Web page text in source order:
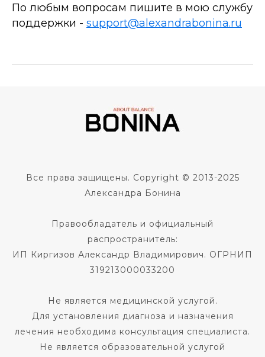
По любым вопросам пишите в мою службу
поддержки - support@alexandrabonina.ru
Все права защищены. Copyright © 2013-2025
Александра Бонина
Правообладатель и официальный
распространитель:
ИП Киргизов Александр Владимирович. ОГРНИП
319213000033200
Не является медицинской услугой.
Для установления диагноза и назначения
лечения необходима консультация специалиста.
Не является образовательной услугой